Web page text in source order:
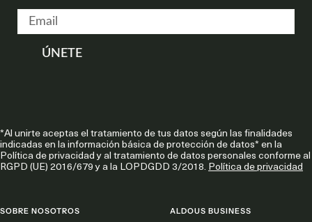
ÚNETE
*Al unirte aceptas el tratamiento de tus datos según las finalidades
indicadas en la información básica de protección de datos* en la
Política de privacidad y al tratamiento de datos personales conforme al
RGPD (UE) 2016/679 y a la LOPDGDD 3/2018. Política de privacidad
SOBRE NOSOTROS ALDOUS BUSINESS